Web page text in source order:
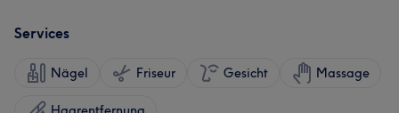
Services
Nägel Friseur Gesicht Massage